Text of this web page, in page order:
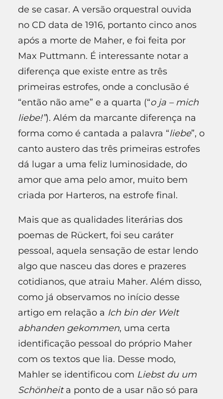
de se casar. A versão orquestral ouvida
no CD data de 1916, portanto cinco anos
após a morte de Maher, e foi feita por
Max Puttmann. É interessante notar a
diferença que existe entre as três
primeiras estrofes, onde a conclusão é
“então não ame” e a quarta (“o ja – mich
liebe!”). Além da marcante diferença na
forma como é cantada a palavra “liebe”, o
canto austero das três primeiras estrofes
dá lugar a uma feliz luminosidade, do
amor que ama pelo amor, muito bem
criada por Harteros, na estrofe final.
Mais que as qualidades literárias dos
poemas de Rückert, foi seu caráter
pessoal, aquela sensação de estar lendo
algo que nasceu das dores e prazeres
cotidianos, que atraiu Maher. Além disso,
como já observamos no início desse
artigo em relação a Ich bin der Welt
abhanden gekommen, uma certa
identificação pessoal do próprio Maher
com os textos que lia. Desse modo,
Mahler se identificou com Liebst du um
Schönheita ponto de a usar não só para